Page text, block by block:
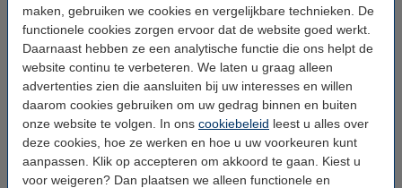
maken, gebruiken we cookies en vergelijkbare technieken. De
functionele cookies zorgen ervoor dat de website goed werkt.
Daarnaast hebben ze een analytische functie die ons helpt de
website continu te verbeteren. We laten u graag alleen
advertenties zien die aansluiten bij uw interesses en willen
daarom cookies gebruiken om uw gedrag binnen en buiten
onze website te volgen. In ons cookiebeleid leest u alles over
deze cookies, hoe ze werken en hoe u uw voorkeuren kunt
aanpassen. Klik op accepteren om akkoord te gaan. Kiest u
voor weigeren? Dan plaatsen we alleen functionele en
uw reeds aangeschafte lichtkettingen.
Daarnaast hebben we ook feestverlichting op batterij. Dit is
ideaal voor op feestjes, omdat u hierdoor niet vastzit aan de
beperkingen van een stopcontact. Ook voor op het balkon of
op de camping is dit een uitkomst.
Met slimme feestverlichting geniet u van extra gemak. Dit soort